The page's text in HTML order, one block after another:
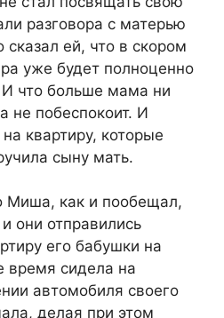
разговора с матерью
ей, что в скором
уже будет полноценно
что больше мама ни
не побеспокоит. И
квартиру, которые
сыну мать.
Миша, как и пообещал,
они отправились
его бабушки на
время сидела на
автомобиля своего
делая при этом